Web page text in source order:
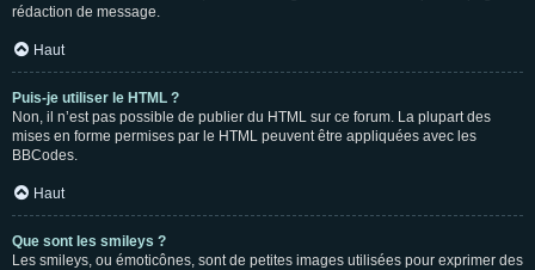
rédaction de message.
Haut
Puis-je utiliser le HTML ?
Non, il n’est pas possible de publier du HTML sur ce forum. La plupart des
mises en forme permises par le HTML peuvent être appliquées avec les
BBCodes.
Haut
Que sont les smileys ?
Les smileys, ou émoticônes, sont de petites images utilisées pour exprimer des